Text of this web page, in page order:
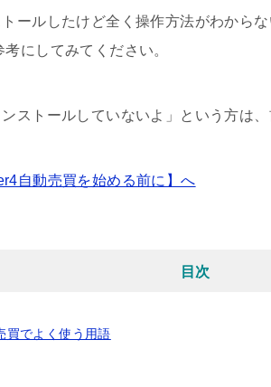
トールしたけど全く操作方法がわから
にしてみてください。
ストールしていないよ」という方は
自動売買を始める前に】へ
目次
買でよく使う用語